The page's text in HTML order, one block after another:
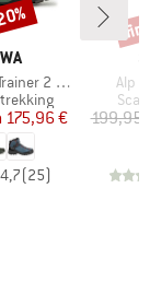
Mid GTX
ridotto
175,96 €
4,7(25)
Alp
199,95